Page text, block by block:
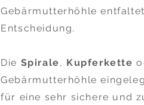
Gebärmutterhöhle
Entscheidung.
Die Spirale, Kupferkette
Gebärmutterhöhle
für eine sehr sichere und